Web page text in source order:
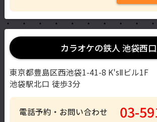
カラオケの鉄人 池袋西
東京都豊島区西池袋1-41-8 K'sⅡビル1F
池袋駅北口 徒歩3分
電話予約・お問い合わせ 03-